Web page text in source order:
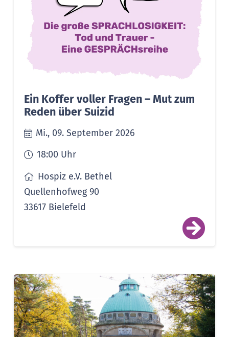
Ein Koffer voller Fragen – Mut zum
Reden über Suizid
Mi., 09. September 2026
18:00 Uhr
Hospiz e.V. Bethel
Quellenhofweg 90
33617 Bielefeld